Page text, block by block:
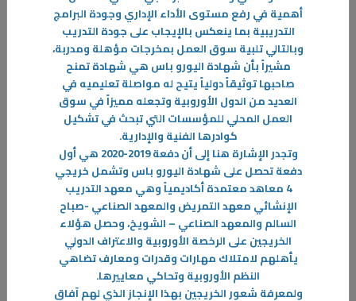
"المشاركة في معرض الـ ATD فرصة لعرض مهارات وابتكارات الموهوبين"
أهمية في رفع مستوى الأداء الإداري وجودة البرامج
التدريبية بما ينعكس بالإيجاب على جودة التدريب
وبالتالي تلبية سوق العمل بمخرجات مؤهلة ومدربة،
مشيراً بأن شهادة اليورو باس هي شهادة تمنح
صاحبها توثيقاً دولياً يتيح له مواصلة تعليميه في
العديد من الدول الأوروبية وتجعله مميزاً في سوق
العمل المحلي للمؤسسات التي تبحث في تشكيل
كوادرها الفنية والإدارية.
وتجدر الإشارة هنا إلى أن دفعة 2019-2020 هي أول
دفعة تحصل على شهادة اليورو باس وتشمل خريجي
4 معاهد معتمدة أكاديمياً وهي معهد التدريب
الإنشائي معهد التمريض والمعهد الصناعي -صباح
السالم والمعهد الصناعي – الشويخ، وحصل هؤلاء
الخريجين على الرخصة الأوروبية والاعتراف الدولي
يأهلهم لامتلاك مهارات وقدرات ومعارف تضاهي
النظم الأوروبية وتحاكي معاييرها.
ولمعرفة شعور الخريجين بهذا الإنجاز الذي لهم آفاق